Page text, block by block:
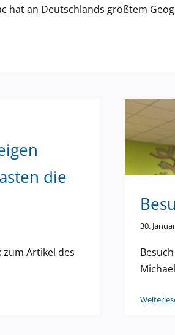
Diercke Wissen
hat an Deutschlands größtem
die
Artikel des
30.